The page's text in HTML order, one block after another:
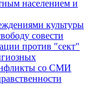
населением и
культуры
совести
против "сект"
со СМИ